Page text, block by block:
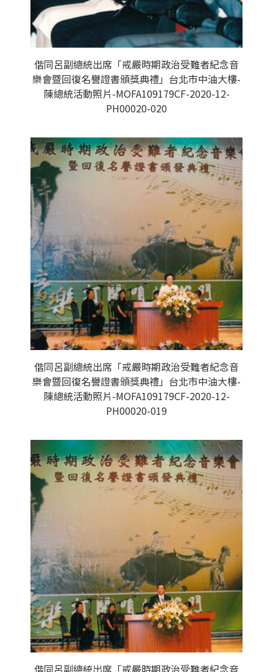
偕同呂副總統出席「戒嚴時期政治受難者紀念音
樂會暨回復名譽證書頒獎典禮」台北市中油大樓-
陳總統活動照片-MOFA109179CF-2020-12-
PH00020-020
偕同呂副總統出席「戒嚴時期政治受難者紀念音
樂會暨回復名譽證書頒獎典禮」台北市中油大樓-
陳總統活動照片-MOFA109179CF-2020-12-
PH00020-019
偕同呂副總統出席「戒嚴時期政治受難者紀念音